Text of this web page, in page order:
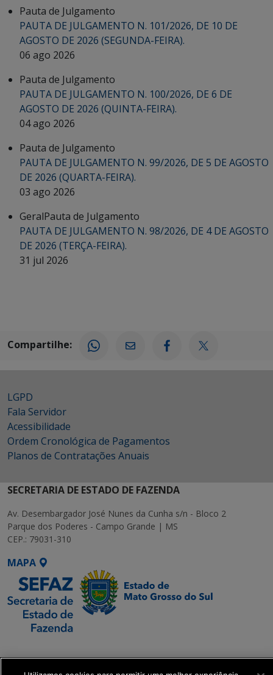
Pauta de Julgamento
PAUTA DE JULGAMENTO N. 101/2026, DE 10 DE
AGOSTO DE 2026 (SEGUNDA-FEIRA).
06 ago 2026
Pauta de Julgamento
PAUTA DE JULGAMENTO N. 100/2026, DE 6 DE
AGOSTO DE 2026 (QUINTA-FEIRA).
04 ago 2026
Pauta de Julgamento
PAUTA DE JULGAMENTO N. 99/2026, DE 5 DE AGOSTO
DE 2026 (QUARTA-FEIRA).
03 ago 2026
GeralPauta de Julgamento
PAUTA DE JULGAMENTO N. 98/2026, DE 4 DE AGOSTO
DE 2026 (TERÇA-FEIRA).
31 jul 2026
Compartilhe:
LGPD
Fala Servidor
Acessibilidade
Ordem Cronológica de Pagamentos
Planos de Contratações Anuais
SECRETARIA DE ESTADO DE FAZENDA
Av. Desembargador José Nunes da Cunha s/n - Bloco 2
Parque dos Poderes - Campo Grande | MS
CEP.: 79031-310
MAPA
Executiva de